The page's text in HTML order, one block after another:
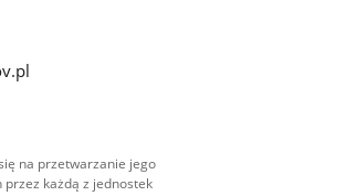
na przetwarzanie jego
przez każdą z jednostek